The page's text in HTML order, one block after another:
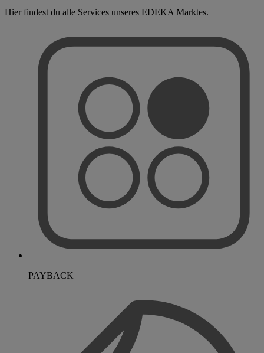
Hier findest du alle Services unseres EDEKA Marktes.
PAYBACK